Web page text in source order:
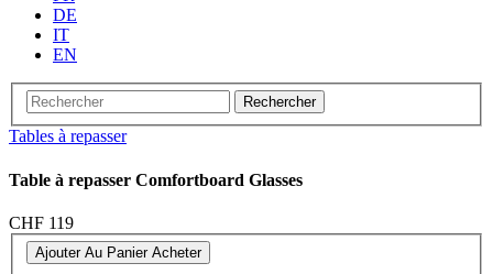
DE
IT
EN
Rechercher
Tables à repasser
Table à repasser Comfortboard Glasses
CHF 119
Ajouter Au Panier Acheter